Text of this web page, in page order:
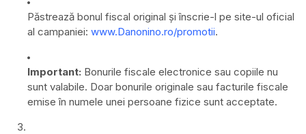
Păstrează bonul fiscal original și înscrie-l pe site-ul oficial
al campaniei: www.Danonino.ro/promotii.
Important: Bonurile fiscale electronice sau copiile nu
sunt valabile. Doar bonurile originale sau facturile fiscale
emise în numele unei persoane fizice sunt acceptate.